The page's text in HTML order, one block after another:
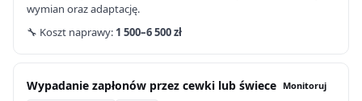
wymian oraz adaptację.
🔧 Koszt naprawy: 1 500–6 500 zł
Wypadanie zapłonów przez cewki lub świece Monitoruj